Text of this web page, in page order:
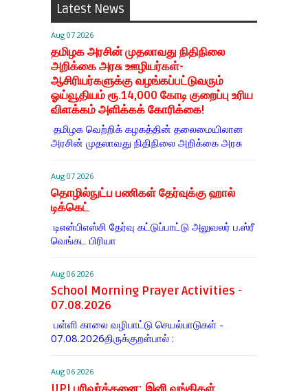
Latest News
Aug 07 2026
தமிழக அரசின் முதலாவது நிதிநிலை
அறிக்கை அரசு ஊழியர்கள்-
ஆசிரியர்களுக்கு வழங்கப்பட்டுவரும்
ஓய்வூதியம் ரூ.14,000 கோடி குறைப்பு உரிய
விளக்கம் அளிக்கக் கோரிக்கை!
தமிழக வெற்றிக் கழகத்தின் தலைமையிலான
அரசின் முதலாவது நிதிநிலை அறிக்கை அரசு
Aug 07 2026
தொழில்நுட்ப பணிகள் தேர்வுக்கு ஹால் ​
டிக்கெட்
டிஎன்​பிஎஸ்சி தேர்வு கட்​டுப்​பாட்டு அலு​வலர் ப.ஸ்ரீ
வெங்கட பிரியா
Aug 06 2026
School Morning Prayer Activities -
07.08.2026
பள்ளி காலை வழிபாட்டு செயல்பாடுகள் -
07.08.2026திருக்குறள்பால் :
Aug 06 2026